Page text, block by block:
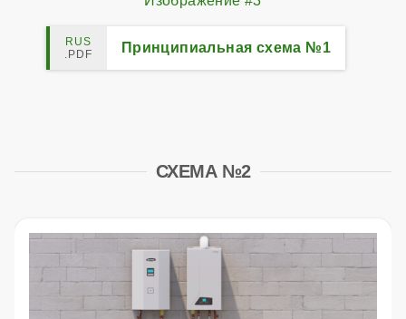
Принципиальная схема №1
СХЕМА №2